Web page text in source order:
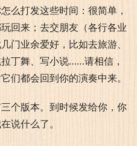
么打发这些时间：很简单，
回来；去交朋友（各行各业
门业余爱好，比如去旅游、
丁舞、写小说……请相信，
们都会回到你的演奏中来。
个版本。到时候发给你，你
说什么了。